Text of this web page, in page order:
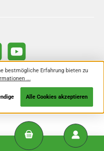
YouTube
zzgl.Versandkosten
anders angegeben.
bestmögliche Erfahrung bieten zu
...
Alle Cookies akzeptieren